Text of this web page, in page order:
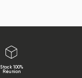
Stock 100%
Réunion